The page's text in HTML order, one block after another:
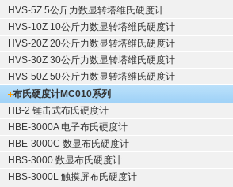
HVS-5Z 5公斤力数显转塔维氏硬度计
HVS-10Z 10公斤力数显转塔维氏硬度计
HVS-20Z 20公斤力数显转塔维氏硬度计
HVS-30Z 30公斤力数显转塔维氏硬度计
HVS-50Z 50公斤力数显转塔维氏硬度计
布氏硬度计MC010系列
HB-2 锤击式布氏硬度计
HBE-3000A 电子布氏硬度计
HBE-3000C 数显布氏硬度计
HBS-3000 数显布氏硬度计
HBS-3000L 触摸屏布氏硬度计